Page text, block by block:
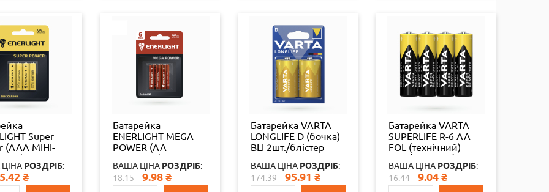
Super
(AAА МІНІ-
4 шт./бл
уп 2086
РОЗДРІБ:
5.42 ₴
Батарейка
ENERLIGHT MEGA
POWER (AA
ПАЛЬЧИК)
АЛКАЛАЙН
(БЛІСТЕР) 6 шт./бл
ВАША ЦІНА РОЗДРІБ:
18.15
9.98 ₴
Батарейка VARTA
LONGLIFE D (бочка)
BLI 2шт./блістер
ВАША ЦІНА РОЗДРІБ:
174.39
95.91 ₴
Батарейка VARTA
SUPERLIFE R-6 AA
FOL (технічний)
4шт./уп. 60шт/уп.
65324
ВАША ЦІНА РОЗДРІБ:
16.44
9.04 ₴